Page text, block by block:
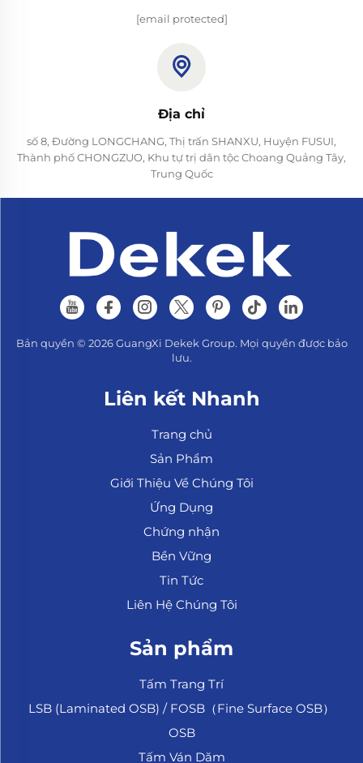
[email protected]
Địa chỉ
số 8, Đường LONGCHANG, Thị trấn SHANXU, Huyện FUSUI,
Thành phố CHONGZUO, Khu tự trị dân tộc Choang Quảng Tây,
Trung Quốc
Bản quyền © 2026 GuangXi Dekek Group. Mọi quyền được bảo
lưu.
Liên kết Nhanh
Trang chủ
Sản Phẩm
Giới Thiệu Về Chúng Tôi
Ứng Dụng
Chứng nhận
Bền Vững
Tin Tức
Liên Hệ Chúng Tôi
Sản phẩm
Tấm Trang Trí
LSB (Laminated OSB) / FOSB（Fine Surface OSB）
OSB
Tấm Ván Dăm